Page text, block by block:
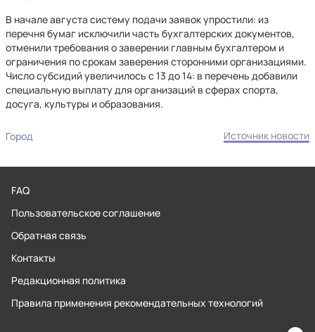
В начале августа систему подачи заявок упростили: из
перечня бумаг исключили часть бухгалтерских документов,
отменили требования о заверении главным бухгалтером и
ограничения по срокам заверения сторонними организациями.
Число субсидий увеличилось с 13 до 14: в перечень добавили
специальную выплату для организаций в сферах спорта,
досуга, культуры и образования.
Город Источник новости
FAQ
Пользовательское соглашение
Обратная связь
Контакты
Редакционная политика
Правила применения рекомендательных технологий